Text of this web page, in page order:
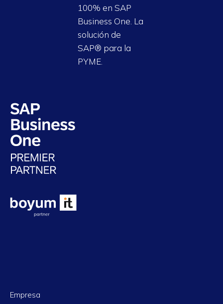
100% en SAP
Business One. La
solución de
SAP® para la
PYME.
Empresa